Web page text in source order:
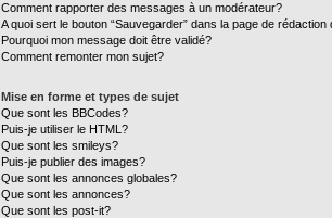
Comment rapporter des messages à un modérateur?
A quoi sert le bouton “Sauvegarder” dans la page de rédaction
Pourquoi mon message doit être validé?
Comment remonter mon sujet?
Mise en forme et types de sujet
Que sont les BBCodes?
Puis-je utiliser le HTML?
Que sont les smileys?
Puis-je publier des images?
Que sont les annonces globales?
Que sont les annonces?
Que sont les post-it?